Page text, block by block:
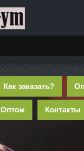
Как заказать?
Оптом Контакты